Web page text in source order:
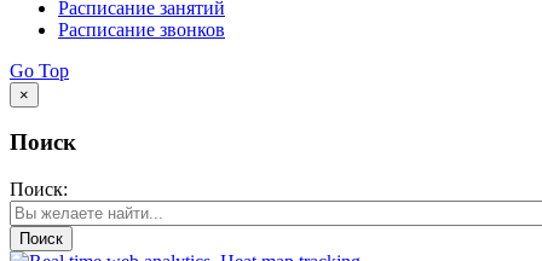
Расписание занятий
Расписание звонков
Go Top
×
Поиск
Поиск:
Поиск